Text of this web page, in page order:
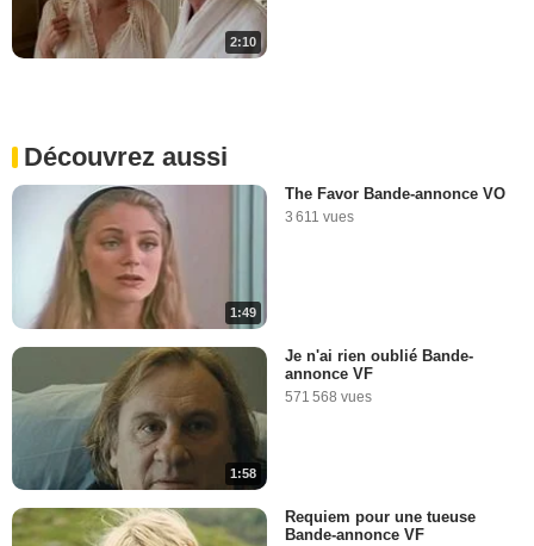
2:10
Découvrez aussi
1:49
The Favor Bande-annonce VO
3 611 vues
1:58
Je n'ai rien oublié Bande-
annonce VF
571 568 vues
Requiem pour une tueuse
Bande-annonce VF